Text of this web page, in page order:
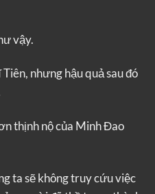
vậy.
nhưng hậu quả sau đó
thịnh nộ của Minh Đao
ta sẽ không truy cứu việc